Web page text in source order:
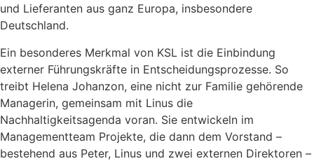
und Lieferanten aus ganz Europa, insbesondere
Deutschland.
Ein besonderes Merkmal von KSL ist die Einbindung
externer Führungskräfte in Entscheidungsprozesse. So
treibt Helena Johanzon, eine nicht zur Familie gehörende
Managerin, gemeinsam mit Linus die
Nachhaltigkeitsagenda voran. Sie entwickeln im
Managementteam Projekte, die dann dem Vorstand –
bestehend aus Peter, Linus und zwei externen Direktoren –